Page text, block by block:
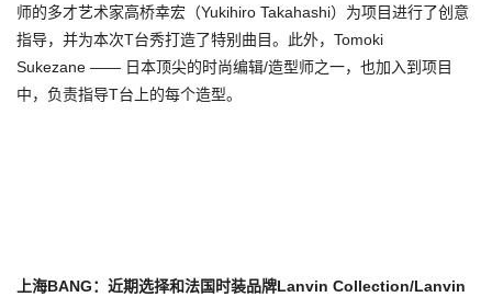
师的多才艺术家高桥幸宏（Yukihiro Takahashi）为项目进行了创意
指导，并为本次T台秀打造了特别曲目。此外，Tomoki
Sukezane —— 日本顶尖的时尚编辑/造型师之一，也加入到项目
中，负责指导T台上的每个造型。
上海BANG：近期选择和法国时装品牌Lanvin Collection/Lanvin